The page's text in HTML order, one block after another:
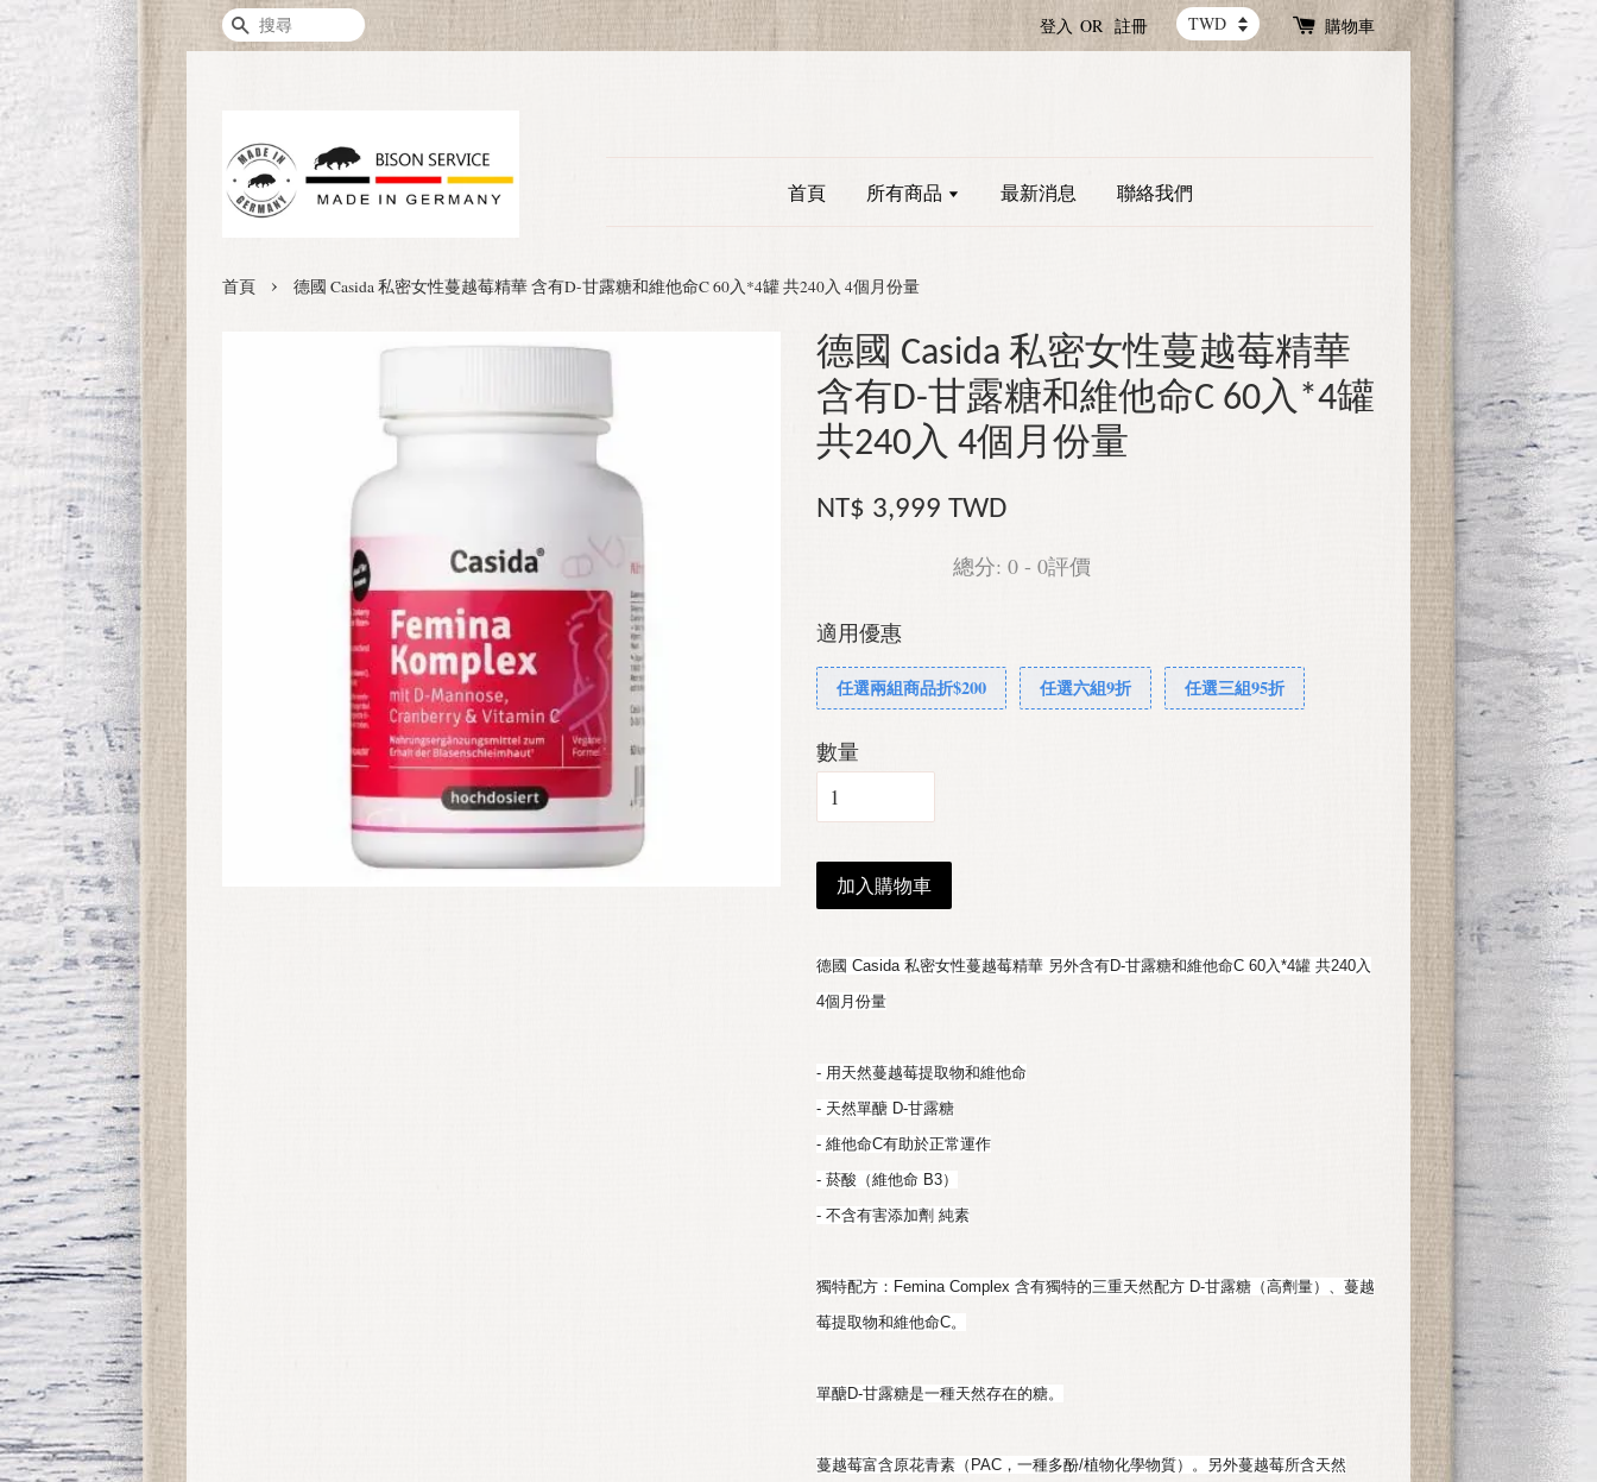
搜尋 登入 OR 註冊 購物車
首頁 所有商品 最新消息 聯絡我們
首頁 › 德國 Casida 私密女性蔓越莓精華 含有D-甘露糖和維他命C 60入*4罐 共240入 4個月份量
德國 Casida 私密女性蔓越莓精華
含有D-甘露糖和維他命C 60入*4罐
共240入 4個月份量
NT$ 3,999 TWD
總分: 0 - 0評價
適用優惠
任選兩組商品折$200 任選六組9折 任選三組95折
數量
加入購物車
德國 Casida 私密女性蔓越莓精華 另外含有D-甘露糖和維他命C 60入*4罐 共240入
4個月份量
- 用天然蔓越莓提取物和維他命
- 天然單醣 D-甘露糖
- 維他命C有助於正常運作
- 菸酸（維他命 B3）
- 不含有害添加劑 純素
獨特配方：Femina Complex 含有獨特的三重天然配方 D-甘露糖（高劑量）、蔓越
莓提取物和維他命C。
單醣D-甘露糖是一種天然存在的糖。
蔓越莓富含原花青素（PAC，一種多酚/植物化學物質）。另外蔓越莓所含天然